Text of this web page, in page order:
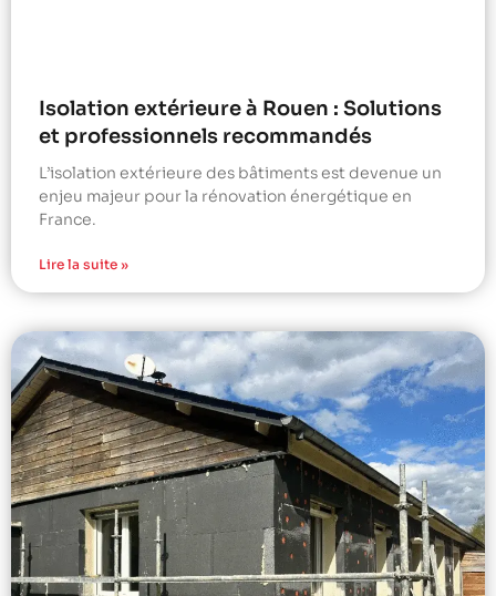
Isolation extérieure à Rouen : Solutions
et professionnels recommandés
L’isolation extérieure des bâtiments est devenue un
enjeu majeur pour la rénovation énergétique en
France.
Lire la suite »